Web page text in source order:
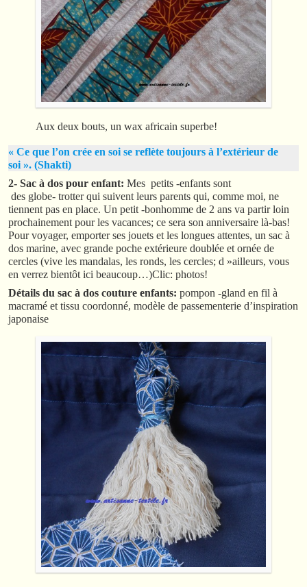
Aux deux bouts, un wax africain superbe!
« Ce que l’on crée en soi se reflète toujours à l’extérieur de
soi ». (Shakti)
2- Sac à dos pour enfant: Mes petits -enfants sont
des globe- trotter qui suivent leurs parents qui, comme moi, ne
tiennent pas en place. Un petit -bonhomme de 2 ans va partir loin
prochainement pour les vacances; ce sera son anniversaire là-bas!
Pour voyager, emporter ses jouets et les longues attentes, un sac à
dos marine, avec grande poche extérieure doublée et ornée de
cercles (vive les mandalas, les ronds, les cercles; d »ailleurs, vous
en verrez bientôt ici beaucoup…)Clic: photos!
Détails du sac à dos couture enfants: pompon -gland en fil à
macramé et tissu coordonné, modèle de passementerie d’inspiration
japonaise